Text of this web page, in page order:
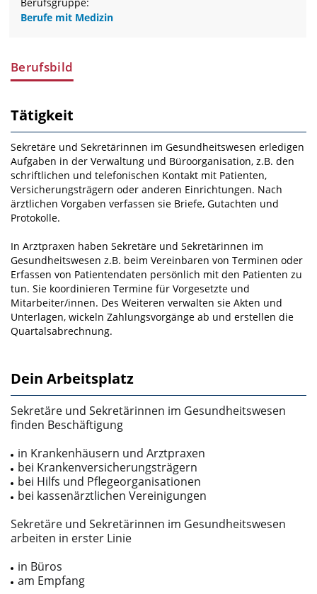
Berufsgruppe:
Berufe mit Medizin
Berufsbild
Tätigkeit
Sekretäre und Sekretärinnen im Gesundheitswesen erledigen
Aufgaben in der Verwaltung und Büro­organisation, z.B. den
schriftlichen und telefonischen Kontakt mit Patienten,
Versicherungsträgern oder anderen Einrichtungen. Nach
ärztlichen Vorgaben verfassen sie Briefe, Gutachten und
Protokol­le.
In Arztpraxen haben Sekretäre und Sekretärinnen im
Gesundheitswesen z.B. beim Vereinbaren von Terminen oder
Erfassen von Patientendaten persönlich mit den Patienten zu
tun. Sie koordinieren Termine für Vorgesetzte und
Mitarbeiter/innen. Des Weiteren verwalten sie Akten und
Unterlagen, wi­ckeln Zahlungsvorgänge ab und erstellen die
Quartalsabrechnung.
Dein Arbeitsplatz
Sekretäre und Sekretärinnen im Gesundheitswesen
finden Beschäftigung
in Krankenhäusern und Arztpraxen
bei Krankenversicherungsträgern
bei Hilfs­ und Pflegeorganisationen
bei kassenärztlichen Vereinigungen
Sekretäre und Sekretärinnen im Gesundheitswesen
arbeiten in erster Linie
in Büros
am Empfang